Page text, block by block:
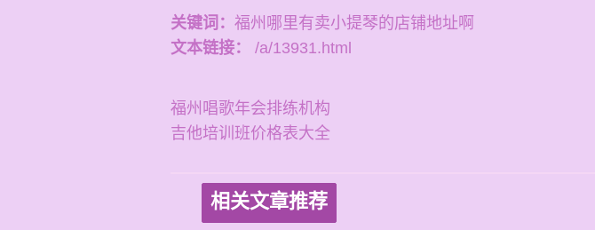
关键词： 福州哪里有卖小提琴的店铺地址啊
文本链接：
/a/13931.html
福州唱歌年会排练机构
吉他培训班价格表大全
相关文章推荐